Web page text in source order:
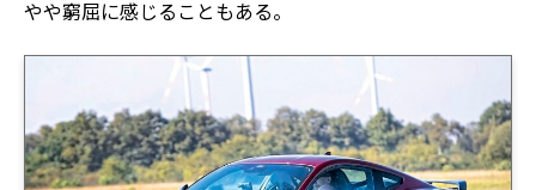
やや窮屈に感じることもある。